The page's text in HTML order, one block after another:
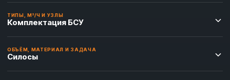
ТИПЫ, М³/Ч И УЗЛЫ
Комплектация БСУ
ОБЪЁМ, МАТЕРИАЛ И ЗАДАЧА
Силосы